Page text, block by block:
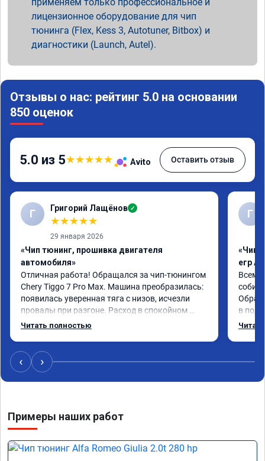
лицензионное оборудование для чип
тюнинга (Flex, Kess 3, Autotuner, Bitbox) и
диагностики (Launch, Autel).
Отзывы о нас: рейтинг 5.0 на основании
850 оценок
5.0 из 5★★★★★ Avito Оставить отзыв
Г Григорий Лащёнов ✓
★★★★★
29 января 2026
«Чип тюнинг, прошивка двигателя
автомобиля»
Отличная работа! Обращался за чип-тюнингом
Chery Tiggo 7 Pro Max. Машина преобразилась:
появилась уверенная тяга с низов, исчезли
провалы при разгоне. Расход в спокойном
режиме даже немного снизился. Все сделали
Читать полностью
Г
«Чип
егр
Всем
в
‹ ›
Примеры наших работ